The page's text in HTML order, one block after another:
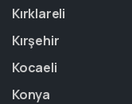
Kırklareli
Kırşehir
Kocaeli
Konya